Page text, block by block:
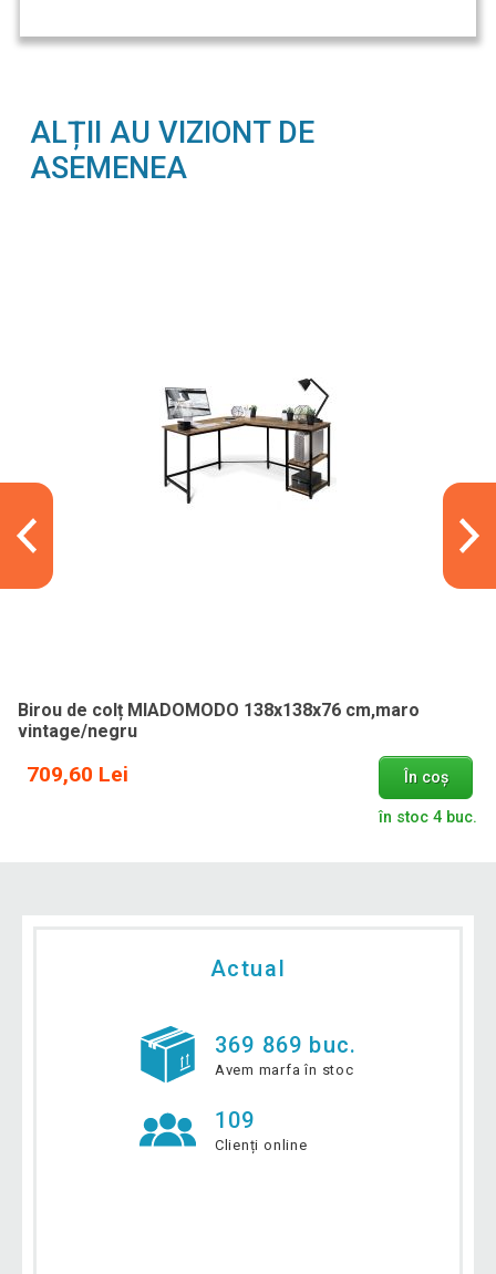
ALȚII AU VIZIONT DE
ASEMENEA
Birou de colț MIADOMODO 138x138x76 cm,maro
vintage/negru
709,60 Lei În coș
în stoc 4 buc.
Actual
369 869 buc.
Avem marfa în stoc
109
Clienți online